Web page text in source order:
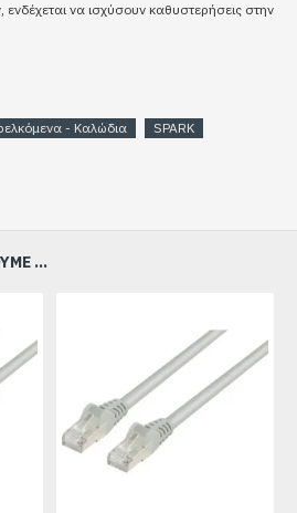
ενδέχεται να ισχύσουν καθυστερήσεις στην
- Καλώδια SPARK
...